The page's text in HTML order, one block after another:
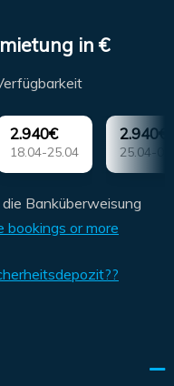
in €
2.940€
18.04-25.04
2.940€
25.04-
Banküberweisung
bookings or more